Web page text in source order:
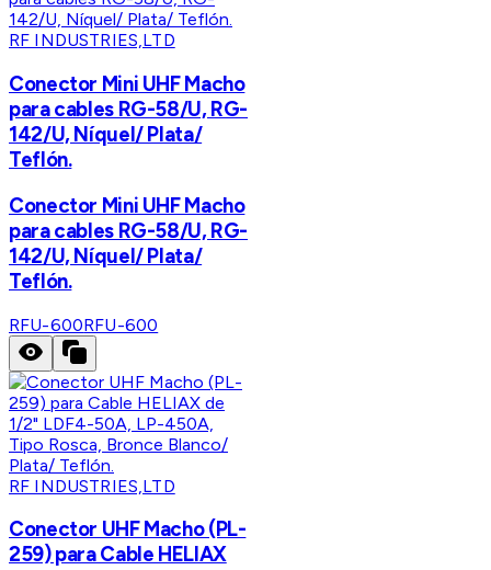
RF INDUSTRIES,LTD
Conector Mini UHF Macho
para cables RG-58/U, RG-
142/U, Níquel/ Plata/
Teflón.
Conector Mini UHF Macho
para cables RG-58/U, RG-
142/U, Níquel/ Plata/
Teflón.
RFU-600RFU-600
RF INDUSTRIES,LTD
Conector UHF Macho (PL-
259) para Cable HELIAX